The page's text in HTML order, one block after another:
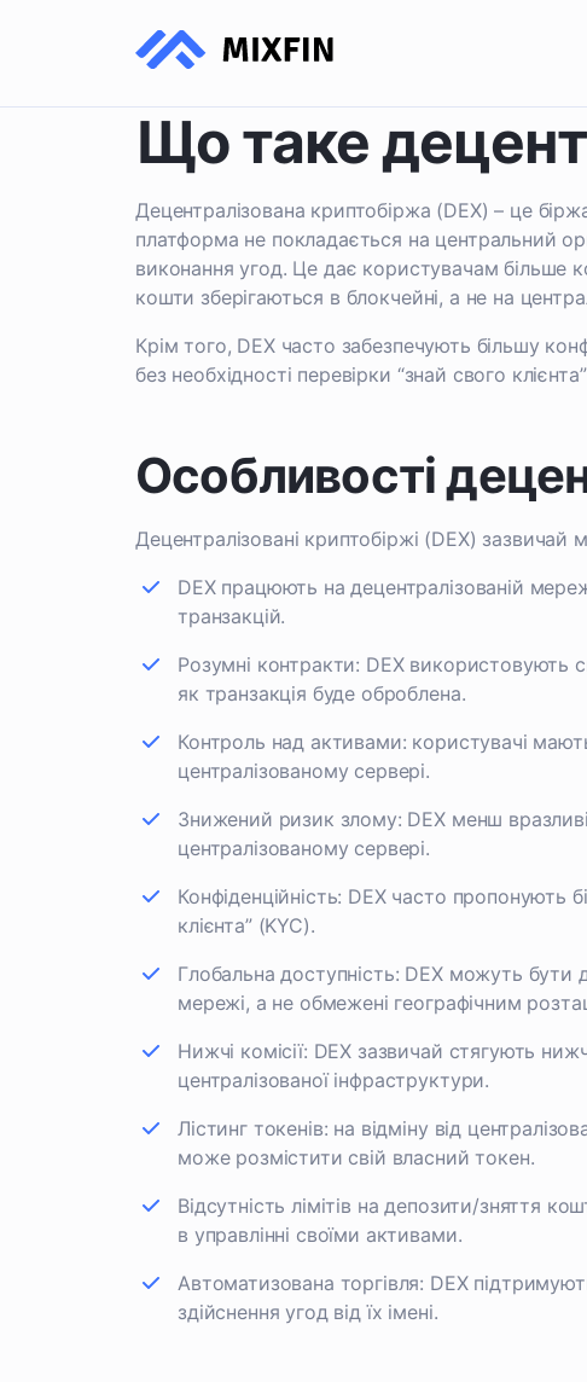
Що таке
Децентралізована криптобіржа (DEX) – це
платформа не покладається на центральний
виконання угод. Це дає користувачам більше
кошти зберігаються в блокчейні, а не на
Крім того, DEX часто забезпечують більшу
без необхідності перевірки “знай свого
Особливості
Децентралізовані криптобіржі (DEX) зазвичай
DEX працюють на децентралізованій
транзакцій.
Розумні контракти: DEX використовують
як транзакція буде оброблена.
Контроль над активами: користувачі
централізованому сервері.
Знижений ризик злому: DEX менш
централізованому сервері.
Конфіденційність: DEX часто пропонують
клієнта” (KYC).
Глобальна доступність: DEX можуть бути
мережі, а не обмежені географічним
Нижчі комісії: DEX зазвичай стягують
централізованої інфраструктури.
Лістинг токенів: на відміну від
може розмістити свій власний токен.
Відсутність лімітів на депозити/зняття
в управлінні своїми активами.
Автоматизована торгівля: DEX
здійснення угод від їх імені.